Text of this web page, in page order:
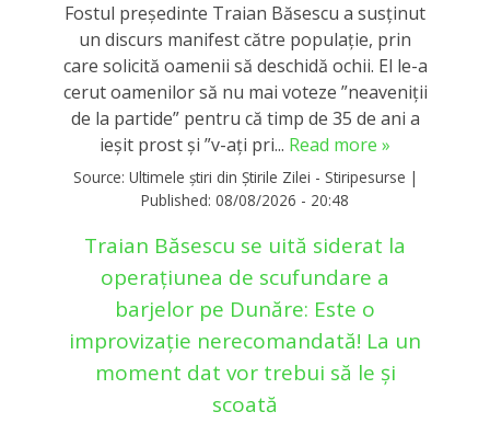
Fostul președinte Traian Băsescu a susținut
un discurs manifest către populație, prin
care solicită oamenii să deschidă ochii. El le-a
cerut oamenilor să nu mai voteze ”neaveniții
de la partide” pentru că timp de 35 de ani a
ieșit prost și ”v-ați pri... Read more »
Source: Ultimele știri din Știrile Zilei - Stiripesurse |
Published: 08/08/2026 - 20:48
Traian Băsescu se uită siderat la
operațiunea de scufundare a
barjelor pe Dunăre: Este o
improvizație nerecomandată! La un
moment dat vor trebui să le și
scoată